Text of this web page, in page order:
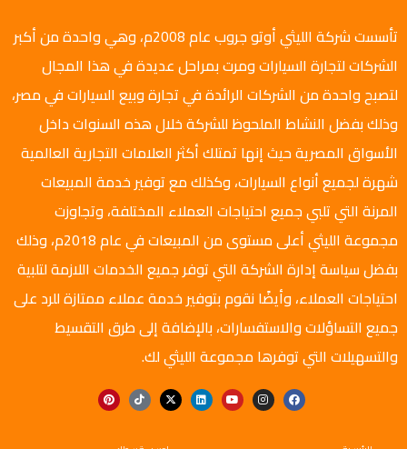
تأسست شركة الليثي أوتو جروب عام 2008م، وهي واحدة من أكبر
الشركات لتجارة السيارات ومرت بمراحل عديدة في هذا المجال
لتصبح واحدة من الشركات الرائدة في تجارة وبيع السيارات في مصر،
وذلك بفضل النشاط الملحوظ للشركة خلال هذه السنوات داخل
الأسواق المصرية حيث إنها تمتلك أكثر العلامات التجارية العالمية
شهرة لجميع أنواع السيارات، وكذلك مع توفير خدمة المبيعات
المرنة التي تلبي جميع احتياجات العملاء المختلفة، وتجاوزت
مجموعة الليثي أعلى مستوى من المبيعات في عام 2018م، وذلك
بفضل سياسة إدارة الشركة التي توفر جميع الخدمات اللازمة لتلبية
احتياجات العملاء، وأيضًا نقوم بتوفير خدمة عملاء ممتازة للرد على
جميع التساؤلات والاستفسارات، بالإضافة إلى طرق التقسيط
والتسهيلات التي توفرها مجموعة الليثي لك.